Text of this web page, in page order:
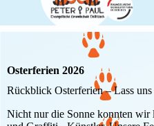
Osterferien 2026
Rückblick Osterferien – Lass
Nicht nur die Sonne konnten wir